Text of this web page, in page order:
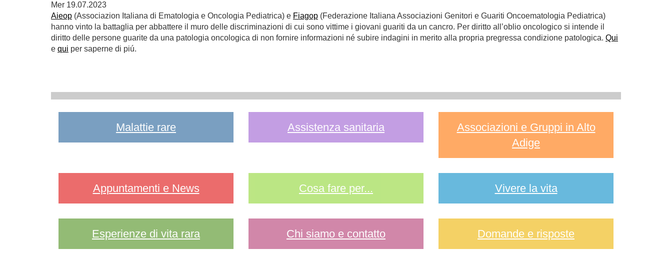
Mer 19.07.2023
Aieop (Associazion Italiana di Ematologia e Oncologia Pediatrica) e Fiagop (Federazione Italiana Associazioni Genitori e Guariti Oncoematologia Pediatrica)
hanno vinto la battaglia per abbattere il muro delle discriminazioni di cui sono vittime i giovani guariti da un cancro. Per diritto all’oblio oncologico si intende il
diritto delle persone guarite da una patologia oncologica di non fornire informazioni né subire indagini in merito alla propria pregressa condizione patologica. Qui
e qui per saperne di piú.
Malattie rare Assistenza sanitaria
Associazioni e Gruppi in Alto
Adige
Appuntamenti e News Cosa fare per... Vivere la vita
Esperienze di vita rara Chi siamo e contatto Domande e risposte